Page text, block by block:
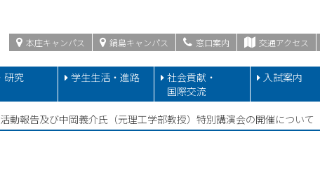
本庄キャンパス 鍋島キャンパス 窓口案内 交通アクセス
研究 学生生活・進路
社会貢献・
国際交流
入試案内
動報告及び中岡義介氏（元理工学部教授）特別講演会の開催について